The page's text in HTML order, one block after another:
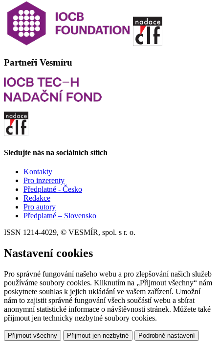
Partneři Vesmíru
Sledujte nás na sociálních sítích
Kontakty
Pro inzerenty
Předplatné - Česko
Redakce
Pro autory
Předplatné – Slovensko
ISSN 1214-4029, © VESMÍR, spol. s r. o.
Nastavení cookies
Pro správné fungování našeho webu a pro zlepšování našich služeb
používáme soubory cookies. Kliknutím na „Přijmout všechny“ nám
poskytnete souhlas k jejich ukládání ve vašem zařízení. Umožní
nám to zajistit správné fungování všech součástí webu a sbírat
anonymní statistické informace o návštěvnosti stránek. Můžete také
přijmout jen technicky nezbytné soubory cookies.
Přijmout všechny Přijmout jen nezbytné Podrobné nastavení